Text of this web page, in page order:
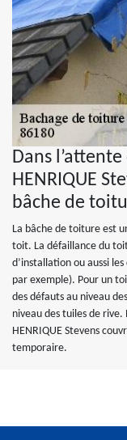
Dans
HENRIQUE
bâche de
La bâche de toiture est
toit. La défaillance du
d’installation ou aussi
par exemple). Pour un
des défauts au niveau
niveau des tuiles de
HENRIQUE Stevens
temporaire.